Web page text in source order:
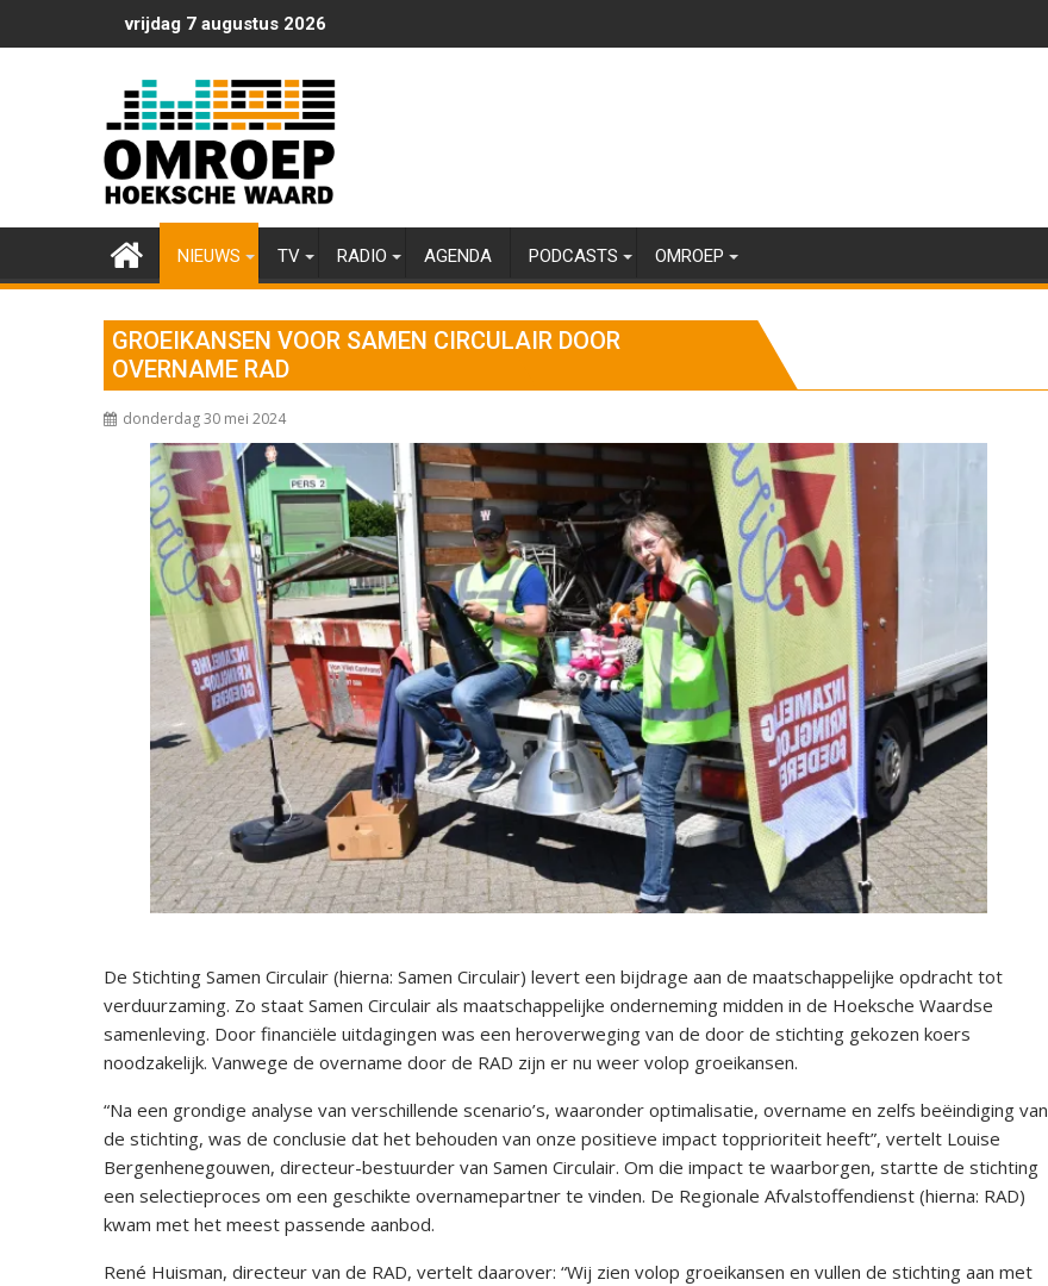
naar
vrijdag 7 augustus 2026
NIEUWS TV RADIO AGENDA PODCASTS OMROEP
GROEIKANSEN VOOR SAMEN CIRCULAIR DOOR
OVERNAME RAD
donderdag 30 mei 2024
De Stichting Samen Circulair (hierna: Samen Circulair) levert een bijdrage aan de maatschappelijke opdracht tot
verduurzaming. Zo staat Samen Circulair als maatschappelijke onderneming midden in de Hoeksche Waardse
samenleving. Door financiële uitdagingen was een heroverweging van de door de stichting gekozen koers
noodzakelijk. Vanwege de overname door de RAD zijn er nu weer volop groeikansen.
“Na een grondige analyse van verschillende scenario’s, waaronder optimalisatie, overname en zelfs beëindiging van
de stichting, was de conclusie dat het behouden van onze positieve impact topprioriteit heeft”, vertelt Louise
Bergenhenegouwen, directeur-bestuurder van Samen Circulair. Om die impact te waarborgen, startte de stichting
een selectieproces om een geschikte overnamepartner te vinden. De Regionale Afvalstoffendienst (hierna: RAD)
kwam met het meest passende aanbod.
René Huisman, directeur van de RAD, vertelt daarover: “Wij zien volop groeikansen en vullen de stichting aan met